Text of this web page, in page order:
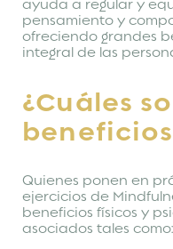
ayuda a regular y
pensamiento y
ofreciendo grandes
integral de las
¿Cuáles
Quienes ponen en
ejercicios de
beneficios físicos y
asociados tales como: